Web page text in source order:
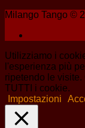
Milango Tango ©
Utilizziamo i
l'esperienza più
ripetendo le visite.
TUTTI i cookie.
Impostazioni